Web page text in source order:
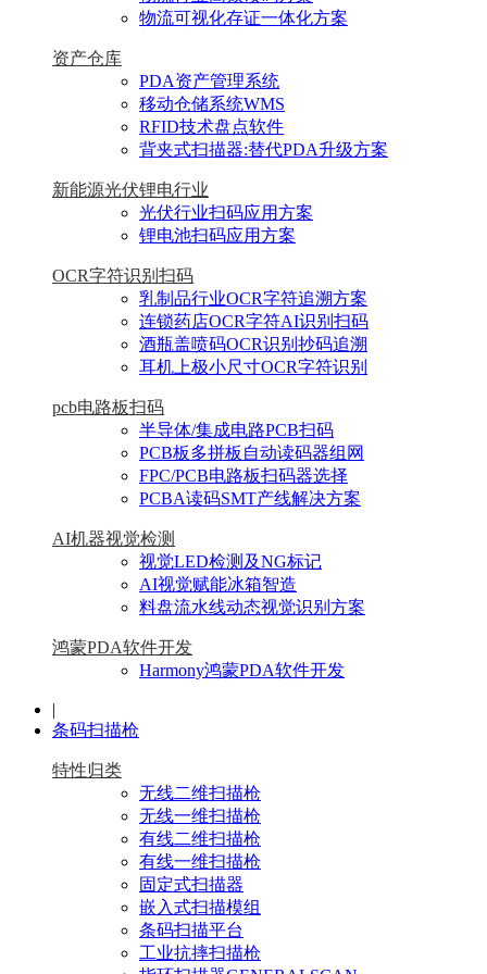
物流可视化存证一体化方案
资产仓库
PDA资产管理系统
移动仓储系统WMS
RFID技术盘点软件
背夹式扫描器:替代PDA升级方案
新能源光伏锂电行业
光伏行业扫码应用方案
锂电池扫码应用方案
OCR字符识别扫码
乳制品行业OCR字符追溯方案
连锁药店OCR字符AI识别扫码
酒瓶盖喷码OCR识别抄码追溯
耳机上极小尺寸OCR字符识别
pcb电路板扫码
半导体/集成电路PCB扫码
PCB板多拼板自动读码器组网
FPC/PCB电路板扫码器选择
PCBA读码SMT产线解决方案
AI机器视觉检测
视觉LED检测及NG标记
AI视觉赋能冰箱智造
料盘流水线动态视觉识别方案
鸿蒙PDA软件开发
Harmony鸿蒙PDA软件开发
|
条码扫描枪
特性归类
无线二维扫描枪
无线一维扫描枪
有线二维扫描枪
有线一维扫描枪
固定式扫描器
嵌入式扫描模组
条码扫描平台
工业抗摔扫描枪